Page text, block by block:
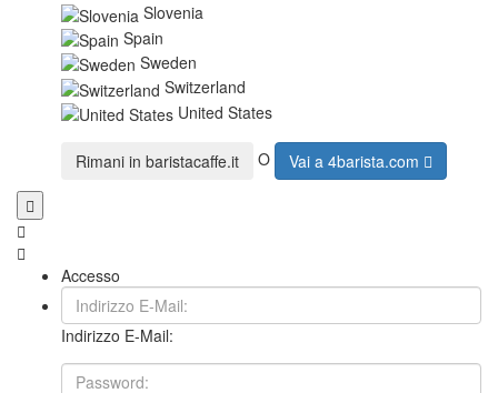
Slovenia
Spain
Sweden
Switzerland
United States
Rimani in baristacaffe.it O Vai a 4barista.com
Accesso
Indirizzo E-Mail: